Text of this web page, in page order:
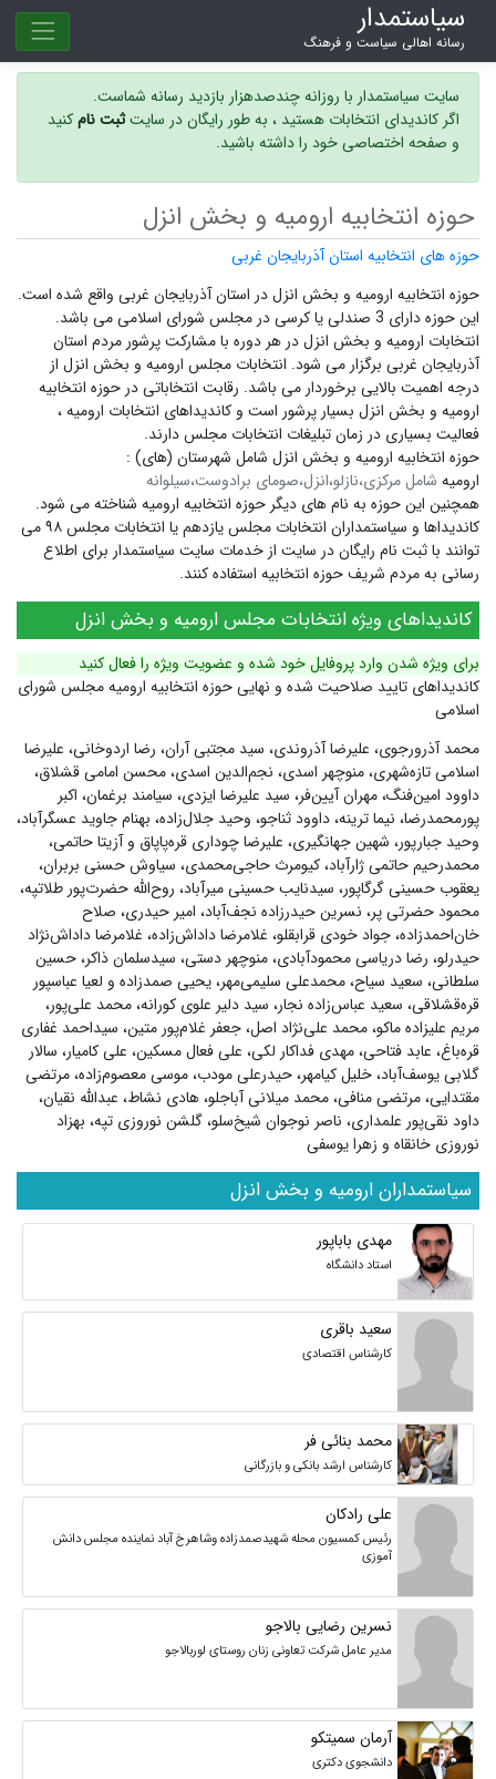
سیاستمدار
رسانه اهالی سیاست و فرهنگ
سایت سیاستمدار با روزانه چندصدهزار بازدید رسانه شماست.
اگر کاندیدای انتخابات هستید ، به طور رایگان در سایتثبت نامکنید
و صفحه اختصاصی خود را داشته باشید.
حوزه انتخابیه ارومیه و بخش انزل
حوزه های انتخابیه استان آذربایجان غربی
حوزه انتخابیه ارومیه و بخش انزل در استان آذربایجان غربی واقع شده است.
این حوزه دارای 3 صندلی یا کرسی در مجلس شورای اسلامی می باشد.
انتخابات ارومیه و بخش انزل در هر دوره با مشارکت پرشور مردم استان
آذربایجان غربی برگزار می شود. انتخابات مجلس ارومیه و بخش انزل از
درجه اهمیت بالایی برخوردار می باشد. رقابت انتخاباتی در حوزه انتخابیه
ارومیه و بخش انزل بسیار پرشور است و کاندیداهای انتخابات ارومیه ،
فعالیت بسیاری در زمان تبلیغات انتخابات مجلس دارند.
حوزه انتخابیه ارومیه و بخش انزل شامل شهرستان (های) :
ارومیه شامل مرکزی،نازلو،انزل،صومای برادوست،سیلوانه
همچنین این حوزه به نام های دیگر حوزه انتخابیه ارومیه شناخته می شود.
کاندیداها و سیاستمداران انتخابات مجلس یازدهم یا انتخابات مجلس ۹۸ می
توانند با ثبت نام رایگان در سایت از خدمات سایت سیاستمدار برای اطلاع
رسانی به مردم شریف حوزه انتخابیه استفاده کنند.
کاندیداهای ویژه انتخابات مجلس ارومیه و بخش انزل
برای ویژه شدن وارد پروفایل خود شده و عضویت ویژه را فعال کنید
کاندیداهای تایید صلاحیت شده و نهایی حوزه انتخابیه ارومیه مجلس شورای
اسلامی
محمد آذرورجوی، علیرضا آذروندی، سید مجتبی آران، رضا اردوخانی، علیرضا
اسلامی تازه‌شهری، منوچهر اسدی، نجم‌الدین اسدی، محسن امامی قشلاق،
داوود امین‌فنگ، مهران آیین‌فر، سید علیرضا ایزدی، سیامند برغمان، اکبر
پورمحمدرضا، نیما ترینه، داوود ثناجو، وحید جلال‌زاده، بهنام جاوید عسگرآباد،
وحید جبارپور، شهین جهانگیری، علیرضا چوداری قره‌پاپاق و آزیتا حاتمی،
محمدرحیم حاتمی ژارآباد، کیومرث حاجی‌محمدی، سیاوش حسنی بربران،
یعقوب حسینی گرگاپور، سیدنایب حسینی میرآباد، روح‌الله حضرت‌پور طلاتپه،
محمود حضرتی پر، نسرین حیدرزاده نجف‌آباد، امیر حیدری، صلاح
خان‌احمدزاده، جواد خودی قرابقلو، غلامرضا داداش‌زاده، غلامرضا داداش‌نژاد
حیدرلو، رضا دریاسی محمودآبادی، منوچهر دستی، سیدسلمان ذاکر، حسین
سلطانی، سعید سیاح، محمدعلی سلیمی‌مهر، یحیی صمدزاده و لعیا عباسپور
قره‌قشلاقی، سعید عباس‌زاده نجار، سید دلیر علوی کورانه، محمد علی‌پور،
مریم علیزاده ماکو، محمد علی‌نژاد اصل، جعفر غلام‌پور متین، سیداحمد غفاری
قره‌باغ، عابد فتاحی، مهدی فداکار لکی، علی فعال مسکین، علی کامیار، سالار
گلابی یوسف‌آباد، خلیل کیامهر، حیدرعلی مودب، موسی معصوم‌زاده، مرتضی
مقتدایی، مرتضی منافی، محمد میلانی آباجلو، هادی نشاط، عبدالله نقیان،
داود نقی‌پور علمداری، ناصر نوجوان شیخ‌سلو، گلشن نوروزی تپه، بهزاد
نوروزی خانقاه و زهرا یوسفی
سیاستمداران ارومیه و بخش انزل
مهدی باباپور
استاد دانشگاه
سعید باقری
کارشناس اقتصادی
محمد بنائی فر
کارشناس ارشد بانکی و بازرگانی
علی رادکان
رئیس کمسیون محله شهیدصمدزاده وشاهرخ آباد نماینده مجلس دانش
آموزی
نسرین رضایی بالاجو
مدیر عامل شرکت تعاونی زنان روستای لوربالاجو
آرمان سمیتکو
دانشجوی دکتری